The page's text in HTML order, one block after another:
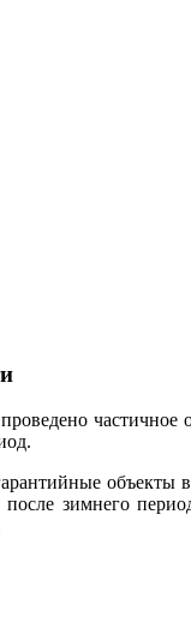
частичное
объекты
зимнего